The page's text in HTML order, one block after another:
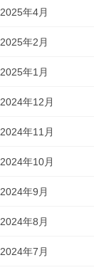
2025年4月
2025年2月
2025年1月
2024年12月
2024年11月
2024年10月
2024年9月
2024年8月
2024年7月